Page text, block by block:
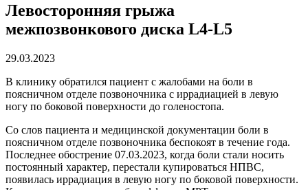
Левосторонняя грыжа
межпозвонкового диска L4-L5
29.03.2023
В клинику обратился пациент с жалобами на боли в
поясничном отделе позвоночника с иррадиацией в левую
ногу по боковой поверхности до голеностопа.
Со слов пациента и медицинской документации боли в
поясничном отделе позвоночника беспокоят в течение года.
Последнее обострение 07.03.2023, когда боли стали носить
постоянный характер, перестали купироваться НПВС,
появилась иррадиация в левую ногу по боковой поверхности.